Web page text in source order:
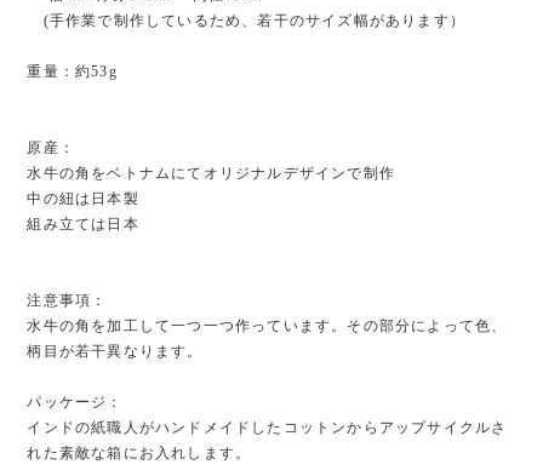
(手作業で制作しているため、若干のサイズ幅があります）
重量：約53g
原産：
水牛の角をベトナムにてオリジナルデザインで制作
中の紐は日本製
組み立ては日本
注意事項：
水牛の角を加工して一つ一つ作っています。その部分によって色、
柄目が若干異なります。
パッケージ：
インドの紙職人がハンドメイドしたコットンからアップサイクルさ
れた素敵な箱にお入れします。